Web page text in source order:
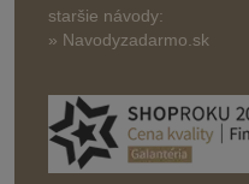
staršie návody:
» Navodyzadarmo.sk